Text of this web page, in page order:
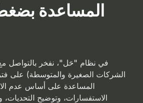
المساعدة
في نظام "حَل"، نفخر بالتواصل
الشركات الصغيرة والمتوسطة) على
المساعدة على أساس عدم
الاستفسارات، وتوضيح